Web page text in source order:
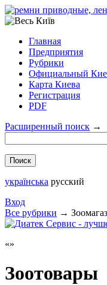
Главная
Предприятия
Рубрики
Официальный
Карта Киева
Регистрация
PDF
Расширенный поиск →
українська русский
Вход
Все рубрики →
Зоотовары